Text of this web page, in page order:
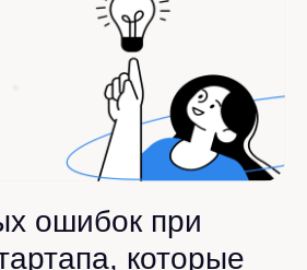
ошибок при
которые